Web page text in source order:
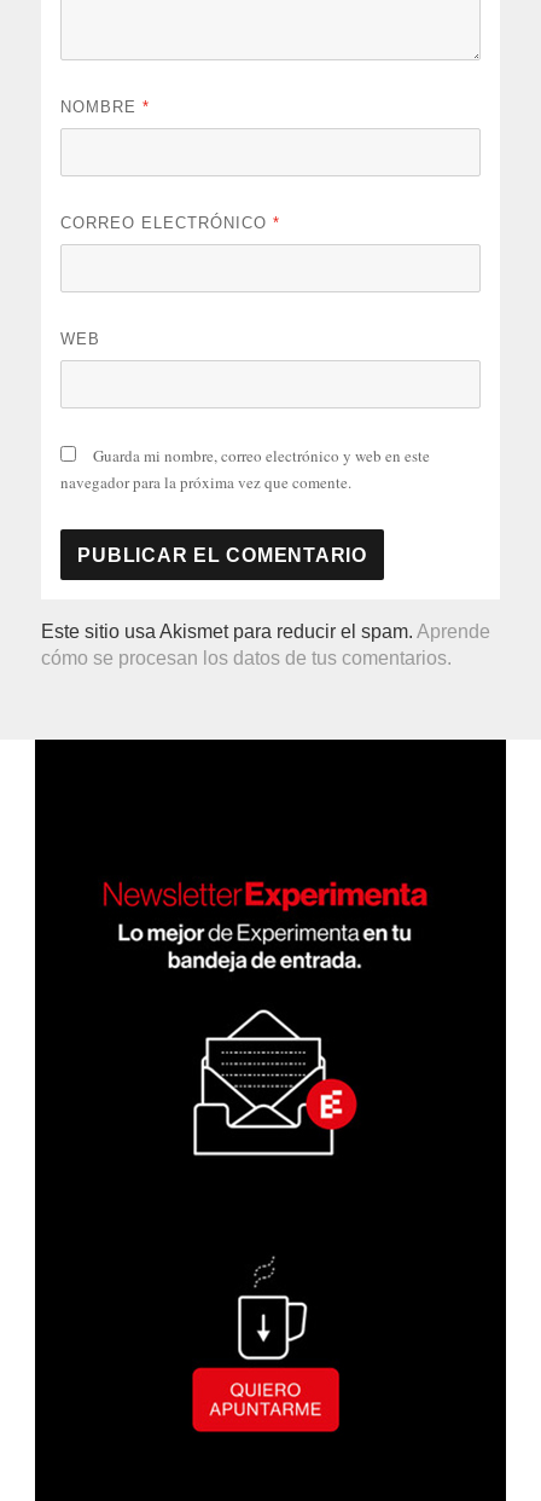
NOMBRE*
CORREO ELECTRÓNICO*
WEB
Guarda mi nombre, correo electrónico y web en este
navegador para la próxima vez que comente.
Este sitio usa Akismet para reducir el spam.Aprende
cómo se procesan los datos de tus comentarios.